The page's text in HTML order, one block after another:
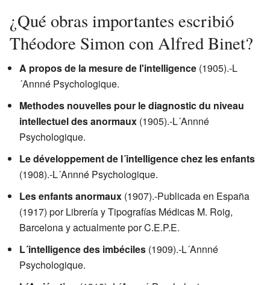
¿Qué obras importantes escribió
Théodore Simon con Alfred Binet?
A propos de la mesure de l'intelligence (1905).-L
´Annné Psychologique.
Methodes nouvelles pour le diagnostic du niveau
intellectuel des anormaux (1905).-L´Annné
Psychologique.
Le développement de l´intelligence chez les enfants
(1908).-L´Annné Psychologique.
Les enfants anormaux (1907).-Publicada en España
(1917) por Librería y Tipografías Médicas M. Roig,
Barcelona y actualmente por C.E.P.E.
L´intelligence des imbéciles (1909).-L´Annné
Psychologique.